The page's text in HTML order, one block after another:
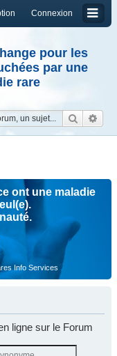
Connexion
pour les
par une
rare
ont une maladie
Info Services
ligne sur le Forum